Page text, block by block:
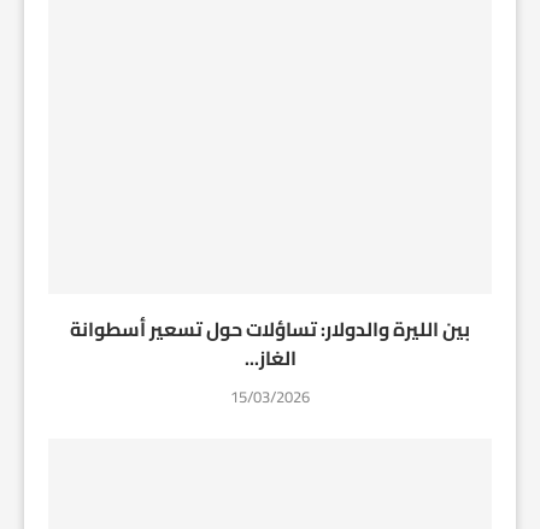
بين الليرة والدولار: تساؤلات حول تسعير أسطوانة
الغاز...
15/03/2026